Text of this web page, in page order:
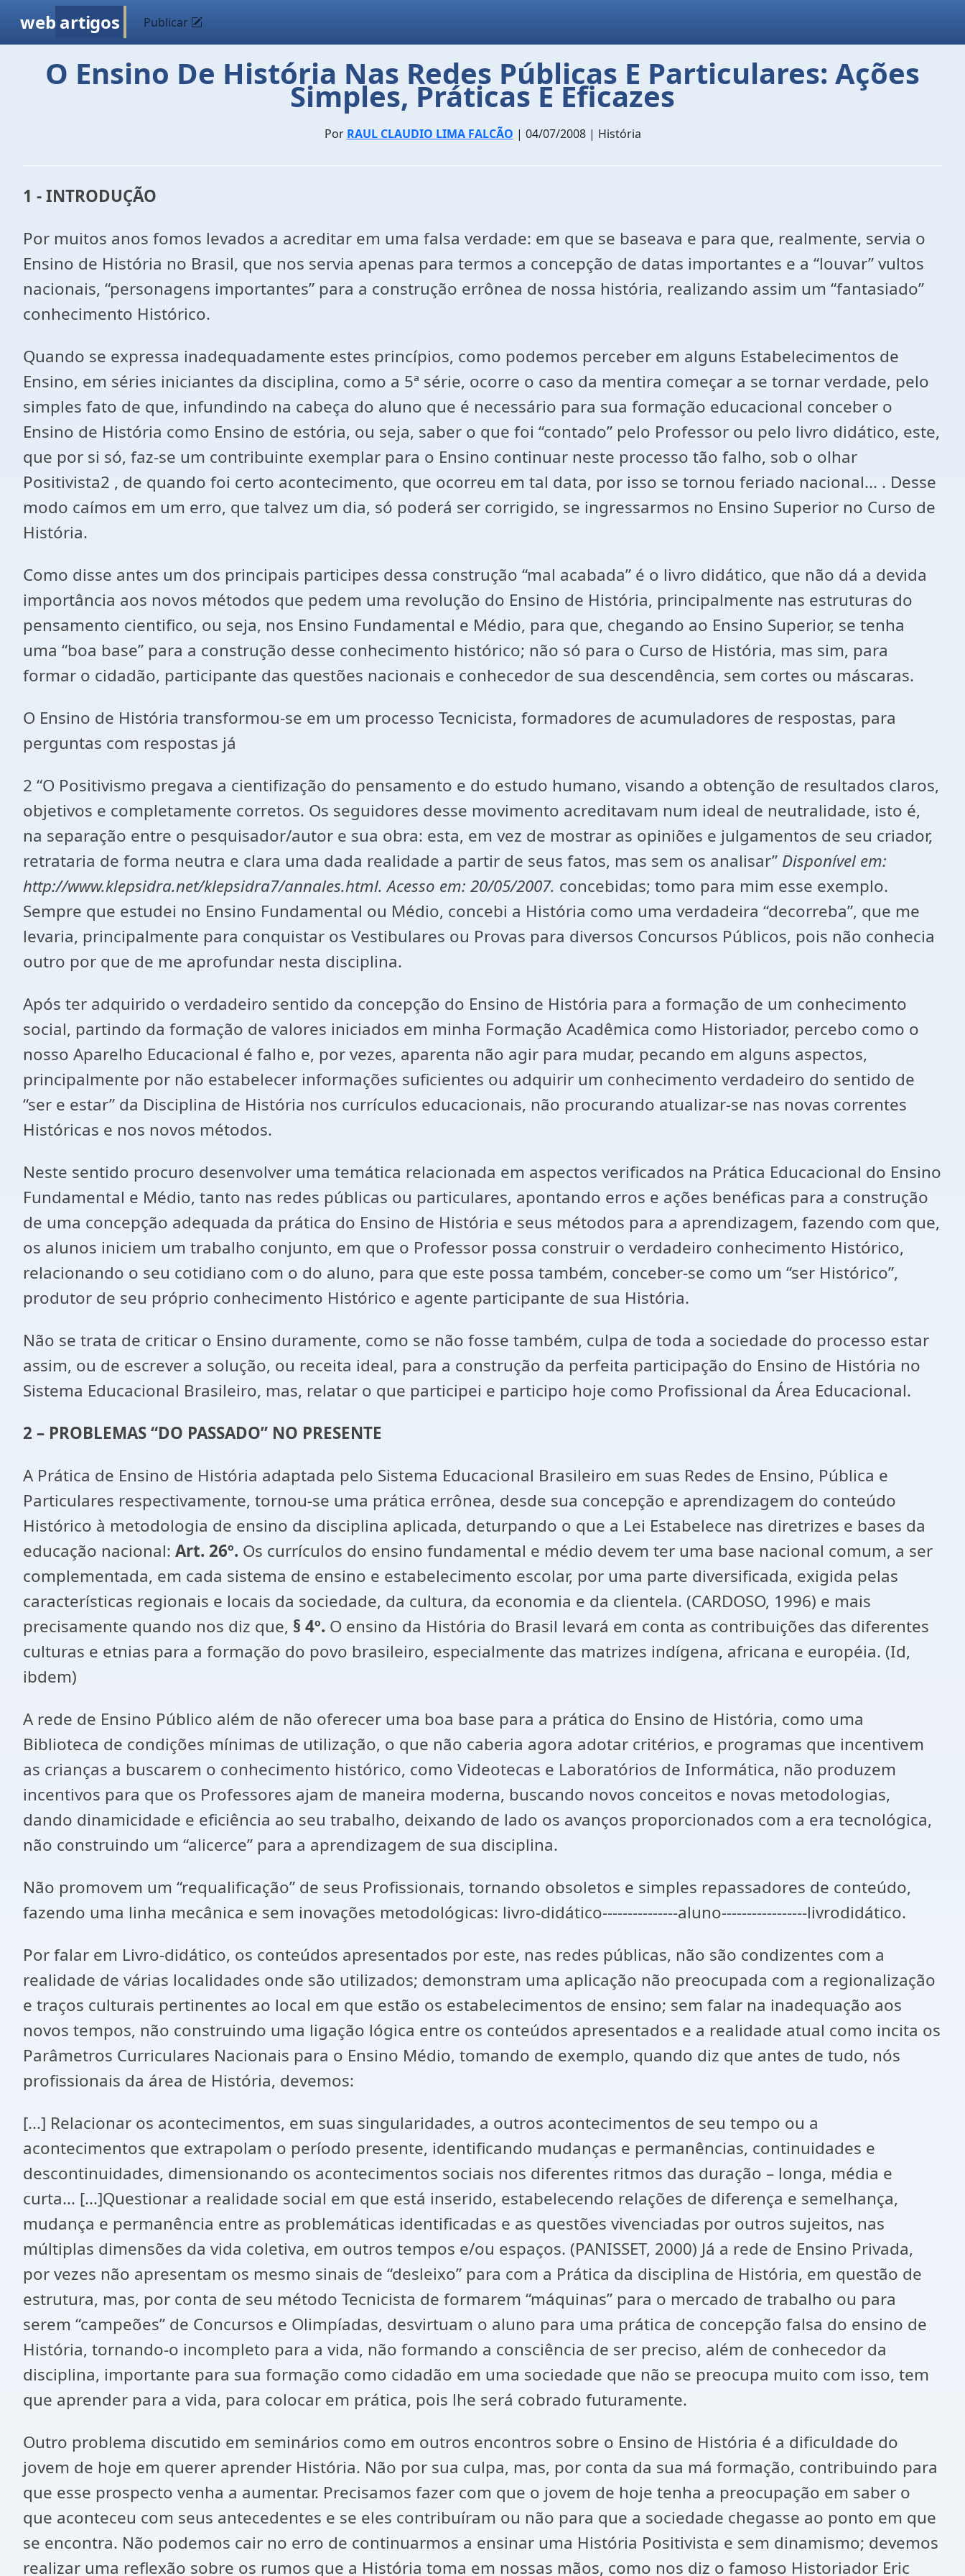
web artigos Publicar
O Ensino De História Nas Redes Públicas E Particulares: Ações
Simples, Práticas E Eficazes
Por RAUL CLAUDIO LIMA FALCÃO | 04/07/2008 | História
1 - INTRODUÇÃO
Por muitos anos fomos levados a acreditar em uma falsa verdade: em que se baseava e para que, realmente, servia o
Ensino de História no Brasil, que nos servia apenas para termos a concepção de datas importantes e a “louvar” vultos
nacionais, “personagens importantes” para a construção errônea de nossa história, realizando assim um “fantasiado”
conhecimento Histórico.
Quando se expressa inadequadamente estes princípios, como podemos perceber em alguns Estabelecimentos de
Ensino, em séries iniciantes da disciplina, como a 5ª série, ocorre o caso da mentira começar a se tornar verdade, pelo
simples fato de que, infundindo na cabeça do aluno que é necessário para sua formação educacional conceber o
Ensino de História como Ensino de estória, ou seja, saber o que foi “contado” pelo Professor ou pelo livro didático, este,
que por si só, faz-se um contribuinte exemplar para o Ensino continuar neste processo tão falho, sob o olhar
Positivista2 , de quando foi certo acontecimento, que ocorreu em tal data, por isso se tornou feriado nacional... . Desse
modo caímos em um erro, que talvez um dia, só poderá ser corrigido, se ingressarmos no Ensino Superior no Curso de
História.
Como disse antes um dos principais participes dessa construção “mal acabada” é o livro didático, que não dá a devida
importância aos novos métodos que pedem uma revolução do Ensino de História, principalmente nas estruturas do
pensamento cientifico, ou seja, nos Ensino Fundamental e Médio, para que, chegando ao Ensino Superior, se tenha
uma “boa base” para a construção desse conhecimento histórico; não só para o Curso de História, mas sim, para
formar o cidadão, participante das questões nacionais e conhecedor de sua descendência, sem cortes ou máscaras.
O Ensino de História transformou-se em um processo Tecnicista, formadores de acumuladores de respostas, para
perguntas com respostas já
2 “O Positivismo pregava a cientifização do pensamento e do estudo humano, visando a obtenção de resultados claros,
objetivos e completamente corretos. Os seguidores desse movimento acreditavam num ideal de neutralidade, isto é,
na separação entre o pesquisador/autor e sua obra: esta, em vez de mostrar as opiniões e julgamentos de seu criador,
retrataria de forma neutra e clara uma dada realidade a partir de seus fatos, mas sem os analisar” Disponível em:
http://www.klepsidra.net/klepsidra7/annales.html. Acesso em: 20/05/2007. concebidas; tomo para mim esse exemplo.
Sempre que estudei no Ensino Fundamental ou Médio, concebi a História como uma verdadeira “decorreba”, que me
levaria, principalmente para conquistar os Vestibulares ou Provas para diversos Concursos Públicos, pois não conhecia
outro por que de me aprofundar nesta disciplina.
Após ter adquirido o verdadeiro sentido da concepção do Ensino de História para a formação de um conhecimento
social, partindo da formação de valores iniciados em minha Formação Acadêmica como Historiador, percebo como o
nosso Aparelho Educacional é falho e, por vezes, aparenta não agir para mudar, pecando em alguns aspectos,
principalmente por não estabelecer informações suficientes ou adquirir um conhecimento verdadeiro do sentido de
“ser e estar” da Disciplina de História nos currículos educacionais, não procurando atualizar-se nas novas correntes
Históricas e nos novos métodos.
Neste sentido procuro desenvolver uma temática relacionada em aspectos verificados na Prática Educacional do Ensino
Fundamental e Médio, tanto nas redes públicas ou particulares, apontando erros e ações benéficas para a construção
de uma concepção adequada da prática do Ensino de História e seus métodos para a aprendizagem, fazendo com que,
os alunos iniciem um trabalho conjunto, em que o Professor possa construir o verdadeiro conhecimento Histórico,
relacionando o seu cotidiano com o do aluno, para que este possa também, conceber-se como um “ser Histórico”,
produtor de seu próprio conhecimento Histórico e agente participante de sua História.
Não se trata de criticar o Ensino duramente, como se não fosse também, culpa de toda a sociedade do processo estar
assim, ou de escrever a solução, ou receita ideal, para a construção da perfeita participação do Ensino de História no
Sistema Educacional Brasileiro, mas, relatar o que participei e participo hoje como Profissional da Área Educacional.
2 – PROBLEMAS “DO PASSADO” NO PRESENTE
A Prática de Ensino de História adaptada pelo Sistema Educacional Brasileiro em suas Redes de Ensino, Pública e
Particulares respectivamente, tornou-se uma prática errônea, desde sua concepção e aprendizagem do conteúdo
Histórico à metodologia de ensino da disciplina aplicada, deturpando o que a Lei Estabelece nas diretrizes e bases da
educação nacional: Art. 26º. Os currículos do ensino fundamental e médio devem ter uma base nacional comum, a ser
complementada, em cada sistema de ensino e estabelecimento escolar, por uma parte diversificada, exigida pelas
características regionais e locais da sociedade, da cultura, da economia e da clientela. (CARDOSO, 1996) e mais
precisamente quando nos diz que, § 4º. O ensino da História do Brasil levará em conta as contribuições das diferentes
culturas e etnias para a formação do povo brasileiro, especialmente das matrizes indígena, africana e européia. (Id,
ibdem)
A rede de Ensino Público além de não oferecer uma boa base para a prática do Ensino de História, como uma
Biblioteca de condições mínimas de utilização, o que não caberia agora adotar critérios, e programas que incentivem
as crianças a buscarem o conhecimento histórico, como Videotecas e Laboratórios de Informática, não produzem
incentivos para que os Professores ajam de maneira moderna, buscando novos conceitos e novas metodologias,
dando dinamicidade e eficiência ao seu trabalho, deixando de lado os avanços proporcionados com a era tecnológica,
não construindo um “alicerce” para a aprendizagem de sua disciplina.
Não promovem um “requalificação” de seus Profissionais, tornando obsoletos e simples repassadores de conteúdo,
fazendo uma linha mecânica e sem inovações metodológicas: livro-didático---------------aluno-----------------livrodidático.
Por falar em Livro-didático, os conteúdos apresentados por este, nas redes públicas, não são condizentes com a
realidade de várias localidades onde são utilizados; demonstram uma aplicação não preocupada com a regionalização
e traços culturais pertinentes ao local em que estão os estabelecimentos de ensino; sem falar na inadequação aos
novos tempos, não construindo uma ligação lógica entre os conteúdos apresentados e a realidade atual como incita os
Parâmetros Curriculares Nacionais para o Ensino Médio, tomando de exemplo, quando diz que antes de tudo, nós
profissionais da área de História, devemos:
[...] Relacionar os acontecimentos, em suas singularidades, a outros acontecimentos de seu tempo ou a
acontecimentos que extrapolam o período presente, identificando mudanças e permanências, continuidades e
descontinuidades, dimensionando os acontecimentos sociais nos diferentes ritmos das duração – longa, média e
curta... [...]Questionar a realidade social em que está inserido, estabelecendo relações de diferença e semelhança,
mudança e permanência entre as problemáticas identificadas e as questões vivenciadas por outros sujeitos, nas
múltiplas dimensões da vida coletiva, em outros tempos e/ou espaços. (PANISSET, 2000) Já a rede de Ensino Privada,
por vezes não apresentam os mesmo sinais de “desleixo” para com a Prática da disciplina de História, em questão de
estrutura, mas, por conta de seu método Tecnicista de formarem “máquinas” para o mercado de trabalho ou para
serem “campeões” de Concursos e Olimpíadas, desvirtuam o aluno para uma prática de concepção falsa do ensino de
História, tornando-o incompleto para a vida, não formando a consciência de ser preciso, além de conhecedor da
disciplina, importante para sua formação como cidadão em uma sociedade que não se preocupa muito com isso, tem
que aprender para a vida, para colocar em prática, pois lhe será cobrado futuramente.
Outro problema discutido em seminários como em outros encontros sobre o Ensino de História é a dificuldade do
jovem de hoje em querer aprender História. Não por sua culpa, mas, por conta da sua má formação, contribuindo para
que esse prospecto venha a aumentar. Precisamos fazer com que o jovem de hoje tenha a preocupação em saber o
que aconteceu com seus antecedentes e se eles contribuíram ou não para que a sociedade chegasse ao ponto em que
se encontra. Não podemos cair no erro de continuarmos a ensinar uma História Positivista e sem dinamismo; devemos
realizar uma reflexão sobre os rumos que a História toma em nossas mãos, como nos diz o famoso Historiador Eric